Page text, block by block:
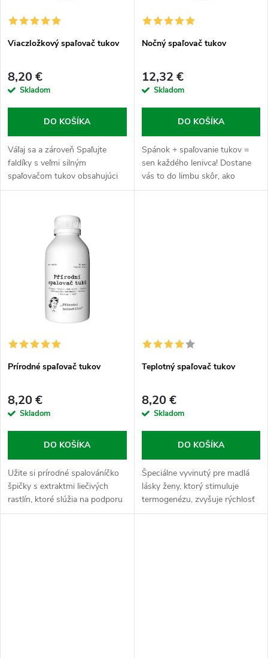
e
p
r
o
d
u
k
p
o
u
k
Viaczložkový spaľovač tukov
8,20 €
Skladom
DO KOŠÍKA
Váľaj sa a zároveň Spaľujte
faldíky s veľmi silným
spaľovačom tukov obsahujúci
unikátnu komplexný systém,
zásoby ako hlavný zdroj
Nočný spaľovač tukov
12,32 €
Skladom
DO KOŠÍKA
Spánok + spaľovanie tukov =
sen každého lenivca! Dostane
vás to do limbu skôr, ako
stihnete spočítať prvú ovcu, a
Prírodné spaľovač tukov
8,20 €
Skladom
DO KOŠÍKA
Užite si prírodné spalováníčko
špičky s extraktmi liečivých
rastlín, ktoré slúžia na podporu
diéty a chudnutie. Okrem toho,
Teplotný spaľovač tukov
8,20 €
Skladom
DO KOŠÍKA
Špeciálne vyvinutý pre madlá
lásky ženy, ktorý stimuluje
termogenézu, zvyšuje rýchlosť
metabolizmu, je teda intenzívna